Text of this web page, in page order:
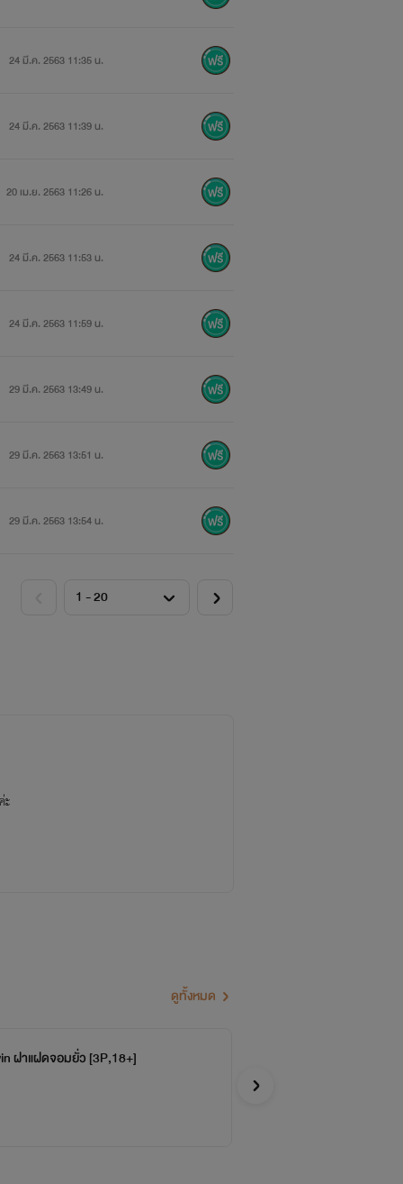
24 มี.ค. 2563 11:35 น.
24 มี.ค. 2563 11:39 น.
20 เม.ย. 2563 11:26 น.
24 มี.ค. 2563 11:53 น.
24 มี.ค. 2563 11:59 น.
29 มี.ค. 2563 13:49 น.
29 มี.ค. 2563 13:51 น.
29 มี.ค. 2563 13:54 น.
ดูทั้งหมด
ฝาแฝดจอมยั่ว [3P,18+]